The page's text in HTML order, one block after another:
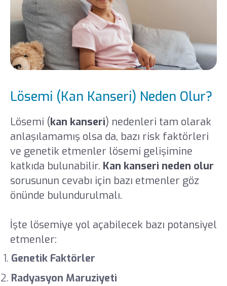
Lösemi (Kan Kanseri) Neden Olur?
Lösemi (kan kanseri) nedenleri tam olarak
anlaşılamamış olsa da, bazı risk faktörleri
ve genetik etmenler lösemi gelişimine
katkıda bulunabilir. Kan kanseri neden olur
sorusunun cevabı için bazı etmenler göz
önünde bulundurulmalı.
İşte lösemiye yol açabilecek bazı potansiyel
etmenler:
Genetik Faktörler
Radyasyon Maruziyeti